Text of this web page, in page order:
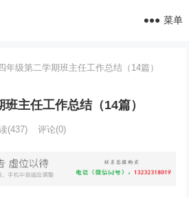
菜单
年级第二学期班主任工作总结（14篇）
主任工作总结（14篇）
(437) 评论(0)